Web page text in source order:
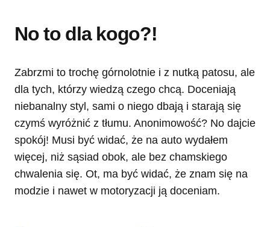
No to dla kogo?!
Zabrzmi to trochę górnolotnie i z nutką patosu, ale
dla tych, którzy wiedzą czego chcą. Doceniają
niebanalny styl, sami o niego dbają i starają się
czymś wyróżnić z tłumu. Anonimowość? No dajcie
spokój! Musi być widać, że na auto wydałem
więcej, niż sąsiad obok, ale bez chamskiego
chwalenia się. Ot, ma być widać, że znam się na
modzie i nawet w motoryzacji ją doceniam.